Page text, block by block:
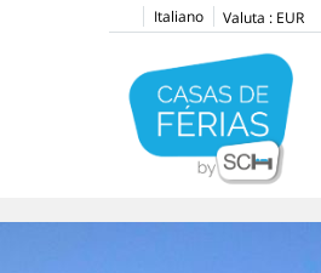
Italiano Valuta : EUR